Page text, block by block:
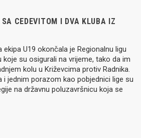
CEDEVITOM I DVA KLUBA IZ
U19 okončala je Regionalnu ligu
su osigurali na vrijeme, tako da im
kolu u Križevcima protiv Radnika.
jednim porazom kao pobjednici lige su
na državnu poluzavršnicu koja se